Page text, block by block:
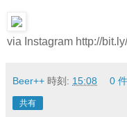
via Instagram http://
Beer++ 時刻: 15:08 0
共有